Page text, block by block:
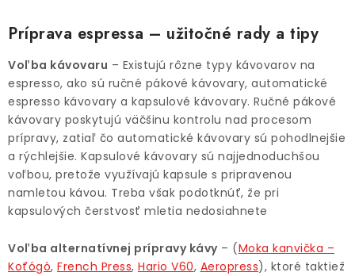
DARČEKOVÉ BALENIA
SIRUPY
BENTIANNA
Ako vybrať kávu Kde kúpim kávu
Veľkoobchod
Kontakt
Blog o káve
Kávový catering
Príprava espressa – užitočné rady a tipy
Voľba kávovaru – Existujú rôzne typy kávovarov na
espresso, ako sú ručné pákové kávovary, automatické
espresso kávovary a kapsulové kávovary. Ručné pákové
kávovary poskytujú väčšinu kontrolu nad procesom
prípravy, zatiaľ čo automatické kávovary sú pohodlnejšie
a rýchlejšie. Kapsulové kávovary sú najjednoduchšou
voľbou, pretože využívajú kapsule s pripravenou
namletou kávou. Treba však podotknúť, že pri
kapsulových čerstvosť mletia nedosiahnete
Voľba alternatívnej prípravy kávy– (Moka kanvička –
Koťógó, French Press, Hario V60, Aeropress), ktoré taktiež